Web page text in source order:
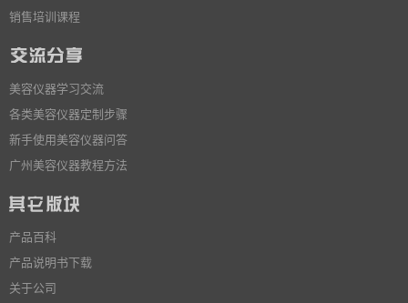
销售培训课程
美容仪器学习交流
各类美容仪器定制步骤
新手使用美容仪器问答
广州美容仪器教程方法
产品百科
产品说明书下载
关于公司